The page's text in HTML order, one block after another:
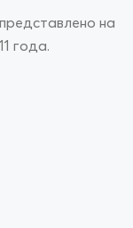
на
года.